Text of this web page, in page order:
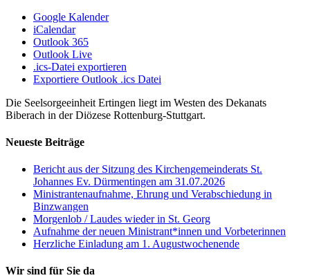
Google Kalender
iCalendar
Outlook 365
Outlook Live
.ics-Datei exportieren
Exportiere Outlook .ics Datei
Die Seelsorgeeinheit Ertingen liegt im Westen des Dekanats
Biberach in der Diözese Rottenburg-Stuttgart.
Neueste Beiträge
Bericht aus der Sitzung des Kirchengemeinderats St.
Johannes Ev. Dürmentingen am 31.07.2026
Ministrantenaufnahme, Ehrung und Verabschiedung in
Binzwangen
Morgenlob / Laudes wieder in St. Georg
Aufnahme der neuen Ministrant*innen und Vorbeterinnen
Herzliche Einladung am 1. Augustwochenende
Wir sind für Sie da